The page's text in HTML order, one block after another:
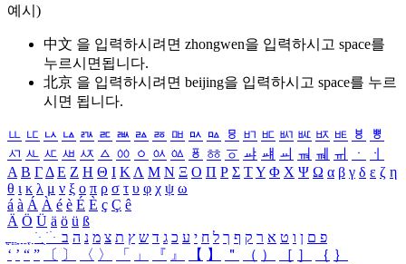
예시)
中文 을 입력하시려면 zhongwen을 입력하시고 space를
누르시면됩니다.
北京 을 입력하시려면 beijing을 입력하시고 space를 누르
시면 됩니다.
ㅥ ㅦ ㅧ ㅨ ㅩ ㅪ ㅫ ㅬ ㅭ ㅮ ㅯ ㅰ ㅱ ㅲ ㅳ ㅴ ㅵ ㅶ ㅷ ㅸ
ㅹ
ㅺ ㅻ ㅼ ㅽ ㅾ ㅿ ㆀ ㆁ ㆂ ㆃ ㆄ ㆅ ㆆ ㆇ ㆈ ㆉ ㆊ ㆋ ㆌ ㆍ
ㆎ
Α Β ΓΔ Ε Ζ Η Θ Ι ΚΛ Μ Ν Ξ Ο Π Ρ Σ ΤΥ Φ Χ Ψ Ω α β γ δ ε ζ η
θ ι κ λ μ ν ξ ο π ρ σ τ υ φ χ ψ ω
á à Á À é è É È ç Ç ê
Ä Ö Ü ä ö ü ß
ִֶֹ ֻּ ׁׂ פ ם ן ו ט א ר ק ף ך ל ח י ע כ ג ד ש ץ ת צ מ נ ה ב
‘ ’ “ ” 〔 〕 〈 〉 「 」 『 』 【 】 ＂ （ ） ［ ］ ｛ ｝